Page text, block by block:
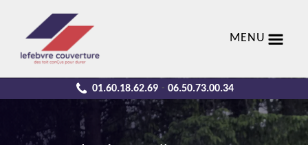
MENU
01.60.18.62.69 - 06.50.73.00.34